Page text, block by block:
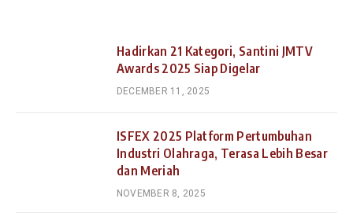
Hadirkan 21 Kategori, Santini JMTV
Awards 2025 Siap Digelar
DECEMBER 11, 2025
ISFEX 2025 Platform Pertumbuhan
Industri Olahraga, Terasa Lebih Besar
dan Meriah
NOVEMBER 8, 2025